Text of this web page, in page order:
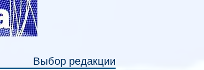
Выбор редакции